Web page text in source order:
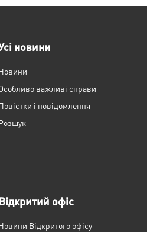
новини
важливі справи
і повідомлення
офіс
Відкритого офісу